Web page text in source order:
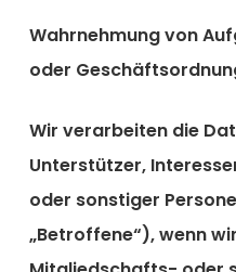
Wahrnehmung von
oder
Wir verarbeiten die
Unterstützer,
oder sonstiger
„Betroffene“), wenn